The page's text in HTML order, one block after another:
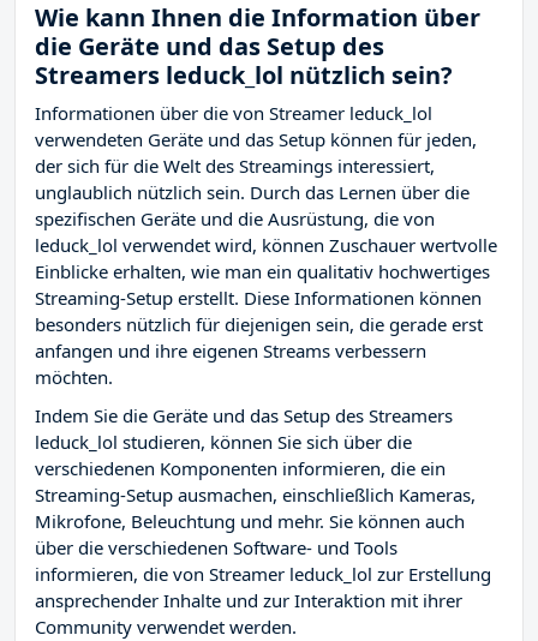
Wie kann Ihnen die Information über
die Geräte und das Setup des
Streamers leduck_lol nützlich sein?
Informationen über die von Streamer leduck_lol
verwendeten Geräte und das Setup können für jeden,
der sich für die Welt des Streamings interessiert,
unglaublich nützlich sein. Durch das Lernen über die
spezifischen Geräte und die Ausrüstung, die von
leduck_lol verwendet wird, können Zuschauer wertvolle
Einblicke erhalten, wie man ein qualitativ hochwertiges
Streaming-Setup erstellt. Diese Informationen können
besonders nützlich für diejenigen sein, die gerade erst
anfangen und ihre eigenen Streams verbessern
möchten.
Indem Sie die Geräte und das Setup des Streamers
leduck_lol studieren, können Sie sich über die
verschiedenen Komponenten informieren, die ein
Streaming-Setup ausmachen, einschließlich Kameras,
Mikrofone, Beleuchtung und mehr. Sie können auch
über die verschiedenen Software- und Tools
informieren, die von Streamer leduck_lol zur Erstellung
ansprechender Inhalte und zur Interaktion mit ihrer
Community verwendet werden.